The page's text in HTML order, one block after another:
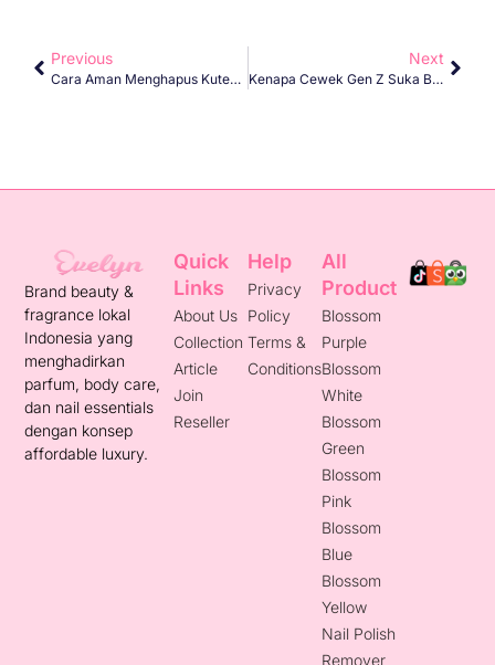
Previous
Cara Aman Menghapus Kuteks Untuk Remaja Agar Kuku Tidak Rusak
Next
Kenapa Cewek Gen Z Suka Barang Travel Size?
Brand beauty &
fragrance lokal
Indonesia yang
menghadirkan
parfum, body care,
dan nail essentials
dengan konsep
affordable luxury.
Quick
Links
About Us
Collection
Article
Join
Reseller
Help
Privacy
Policy
Terms &
Conditions
All
Product
Blossom
Purple
Blossom
White
Blossom
Green
Blossom
Pink
Blossom
Blue
Blossom
Yellow
Nail Polish
Remover